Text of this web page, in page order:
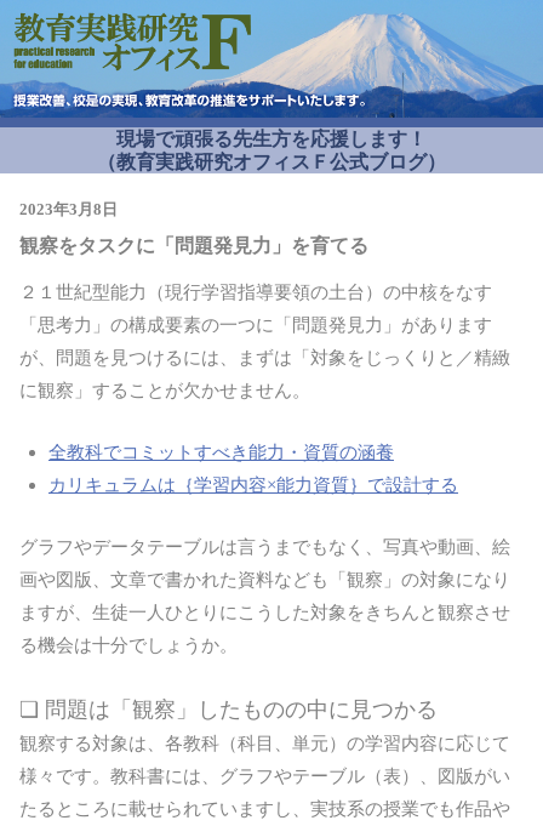
現場で頑張る先生方を応援します！
（教育実践研究オフィスＦ公式ブログ）
2023年3月8日
観察をタスクに「問題発見力」を育てる
２１世紀型能力（現行学習指導要領の土台）の中核をなす
「思考力」の構成要素の一つに「問題発見力」があります
が、問題を見つけるには、まずは「対象をじっくりと／精緻
に観察」することが欠かせません。
全教科でコミットすべき能力・資質の涵養
カリキュラムは｛学習内容×能力資質｝で設計する
グラフやデータテーブルは言うまでもなく、写真や動画、絵
画や図版、文章で書かれた資料なども「観察」の対象になり
ますが、生徒一人ひとりにこうした対象をきちんと観察させ
る機会は十分でしょうか。
❏ 問題は「観察」したものの中に見つかる
観察する対象は、各教科（科目、単元）の学習内容に応じて
様々です。教科書には、グラフやテーブル（表）、図版がい
たるところに載せられていますし、実技系の授業でも作品や